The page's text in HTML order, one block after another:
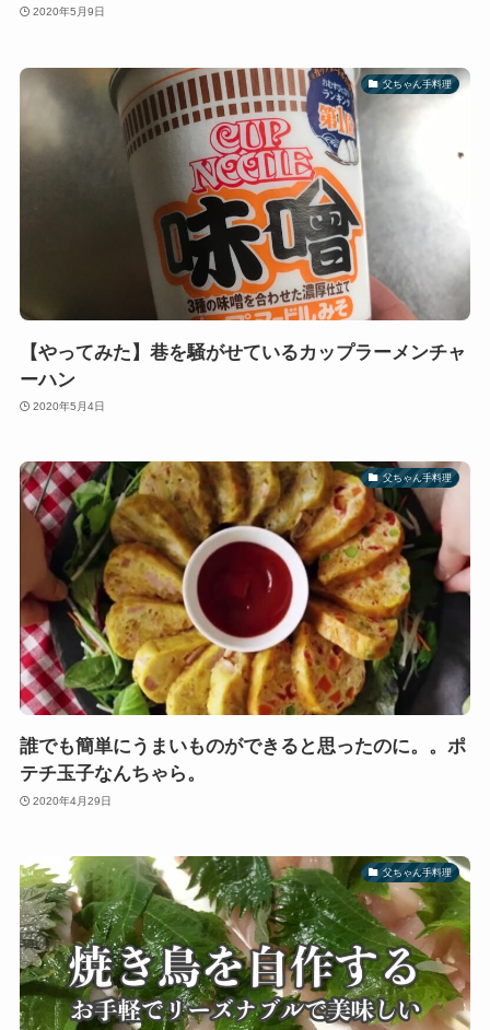
2020年5月9日
父ちゃん手料理
【やってみた】巷を騒がせているカップラーメンチャ
ーハン
2020年5月4日
父ちゃん手料理
誰でも簡単にうまいものができると思ったのに。。ポ
テチ玉子なんちゃら。
2020年4月29日
父ちゃん手料理